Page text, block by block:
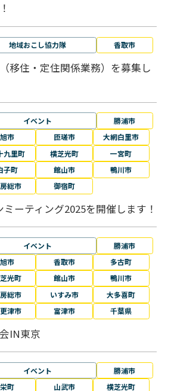
地域おこし協力隊 香取市
移住・定住関係業務）を募集し
イベント
勝浦市
旭市
匝瑳市
大網白里市
九里町
横芝光町
一宮町
子町
館山市
鴨川市
総市
御宿町
ーティング2025を開催します！
イベント
勝浦市
旭市
香取市
多古町
光町
館山市
鴨川市
総市
いすみ市
大多喜町
津市
富津市 千葉県
IN東京
イベント
勝浦市
栄町
山武市
横芝光町